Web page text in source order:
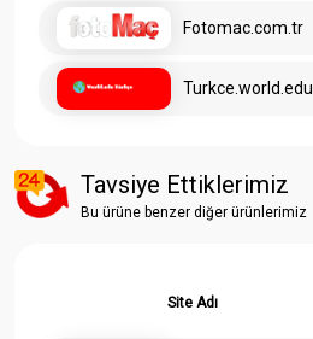
Fotomac.com.tr
Turkce.world.edu
Tavsiye Ettiklerimiz
Bu ürüne benzer diğer ürünlerimiz
Site Adı